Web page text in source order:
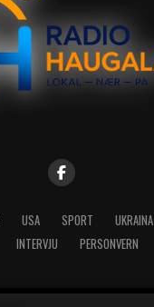
USA SPORT UKRAINA
INTERVJU PERSONVERN